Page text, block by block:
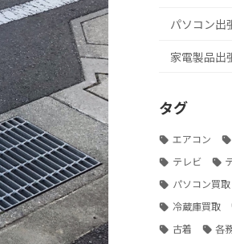
パソコン出
家電製品出
タグ
エアコン
テレビ
パソコン買取
冷蔵庫買取
古着
各